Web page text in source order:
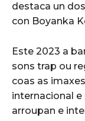
destaca un
con Boyanka
Este 2023 a
sons trap ou
coas as
internacional e
arroupan e